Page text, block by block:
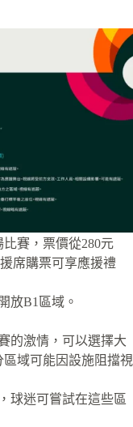
比賽 ，票價從280元
席購票可享應援禮
放B1區域。
的激情，可以選擇大
區域可能 因設施阻擋視
，球迷可嘗試在這些區